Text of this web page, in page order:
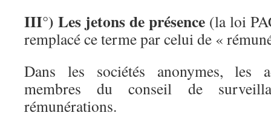
III°) Les jetons de présence (la loi
remplacé ce terme par celui de «
Dans les sociétés anonymes, les
membres du conseil de
rémunérations.